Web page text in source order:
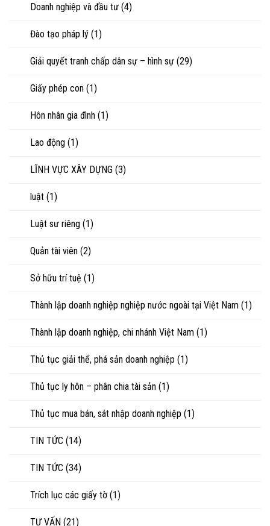
Doanh nghiệp và đầu tư (4)
Đào tạo pháp lý (1)
Giải quyết tranh chấp dân sự – hình sự (29)
Giấy phép con (1)
Hôn nhân gia đình (1)
Lao động (1)
LĨNH VỰC XÂY DỰNG (3)
luật (1)
Luật sư riêng (1)
Quản tài viên (2)
Sở hữu trí tuệ (1)
Thành lập doanh nghiệp nghiệp nước ngoài tại Việt Nam (1)
Thành lập doanh nghiệp, chi nhánh Việt Nam (1)
Thủ tục giải thể, phá sản doanh nghiệp (1)
Thủ tục ly hôn – phân chia tài sản (1)
Thủ tục mua bán, sát nhập doanh nghiệp (1)
TIN TỨC (14)
TIN TỨC (34)
Trích lục các giấy tờ (1)
TƯ VẤN (21)